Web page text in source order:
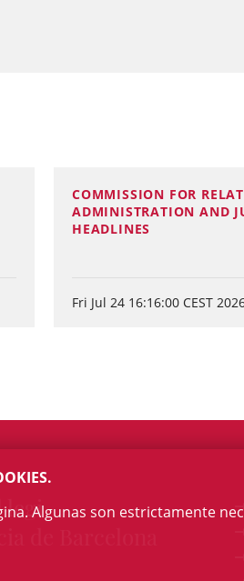
COMMISSION FOR
ADMINISTRATION AND
HEADLINES
Fri Jul 24 16:16:00 CEST
Algunas son estrictamente